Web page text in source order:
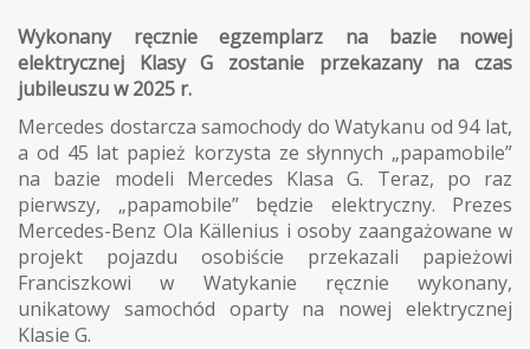
Wykonany ręcznie egzemplarz na bazie nowej
elektrycznej Klasy G zostanie przekazany na czas
jubileuszu w 2025 r.
Mercedes dostarcza samochody do Watykanu od 94 lat,
a od 45 lat papież korzysta ze słynnych „papamobile”
na bazie modeli Mercedes Klasa G. Teraz, po raz
pierwszy, „papamobile” będzie elektryczny. Prezes
Mercedes-Benz Ola Källenius i osoby zaangażowane w
projekt pojazdu osobiście przekazali papieżowi
Franciszkowi w Watykanie ręcznie wykonany,
unikatowy samochód oparty na nowej elektrycznej
Klasie G.